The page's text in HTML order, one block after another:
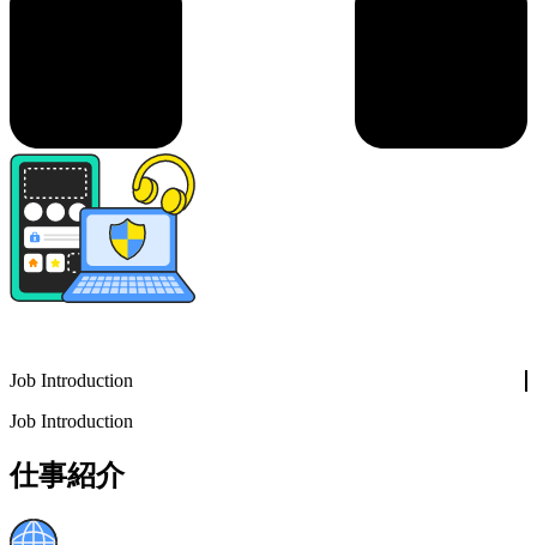
Job Introduction
Job Introduction
仕事紹介